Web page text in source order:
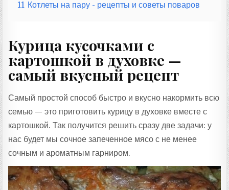
11 Котлеты на пару - рецепты и советы поваров
Курица кусочками с
картошкой в духовке —
самый вкусный рецепт
Самый простой способ быстро и вкусно накормить всю
семью — это приготовить курицу в духовке вместе с
картошкой. Так получится решить сразу две задачи: у
нас будет мы сочное запеченное мясо с не менее
сочным и ароматным гарниром.